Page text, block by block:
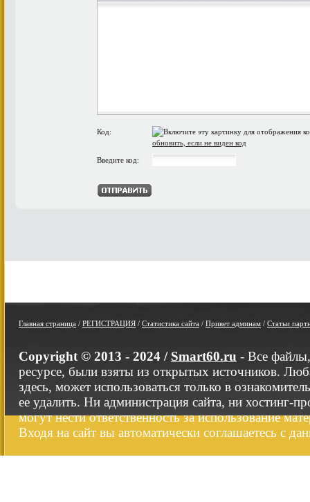
Код:
обновить, если не виден код
Введите код:
Главная страница / РЕГИСТРАЦИЯ / Статистика сайта / Привет админам / Статьи
Copyright © 2013 - 2024 / Smart60.ru - Все
ресурсе, были взяты из открытых источников.
здесь, может использоваться только в
ее удалить. Ни администрация сайта, ни хостинг-
могут нести ответственность за использование
Входя на сайт вы автоматически соглашаетесь с